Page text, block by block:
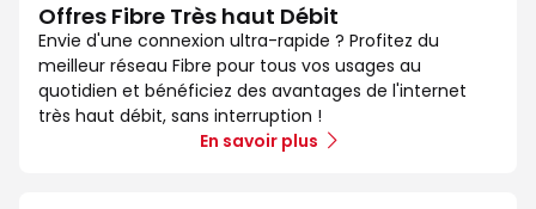
Offres Fibre Très haut Débit
Envie d'une connexion ultra-rapide ? Profitez du
meilleur réseau Fibre pour tous vos usages au
quotidien et bénéficiez des avantages de l'internet
très haut débit, sans interruption !
En savoir plus